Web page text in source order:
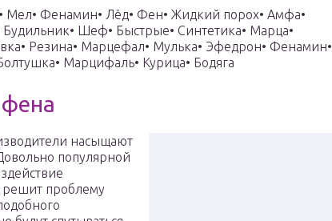
Фенамин• Лёд• Фен• Жидкий порох• Амфа•
Будильник• Шеф• Быстрые• Синтетика• Марца•
Резина• Марцефал• Мулька• Эфедрон• Фенамин•
Марцифаль• Курица• Бодяга
насыщают
популярной
проблему